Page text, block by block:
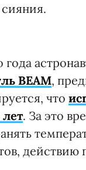
ВEAM,
что
. За это
действию